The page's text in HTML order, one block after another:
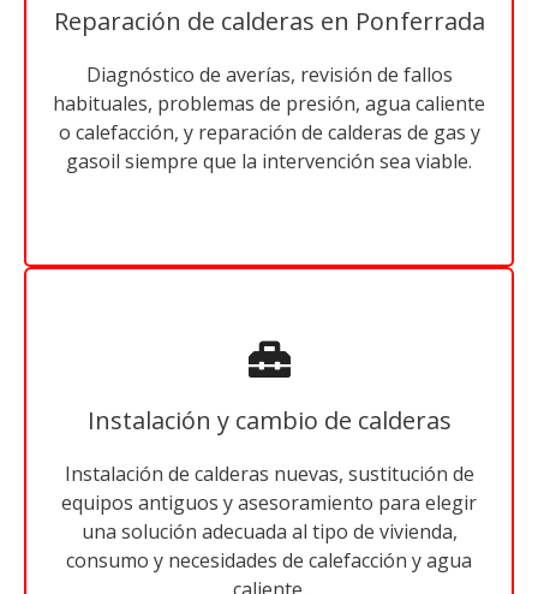
Reparación de calderas en Ponferrada
Diagnóstico de averías, revisión de fallos
habituales, problemas de presión, agua caliente
o calefacción, y reparación de calderas de gas y
gasoil siempre que la intervención sea viable.
Instalación y cambio de calderas
Instalación de calderas nuevas, sustitución de
equipos antiguos y asesoramiento para elegir
una solución adecuada al tipo de vivienda,
consumo y necesidades de calefacción y agua